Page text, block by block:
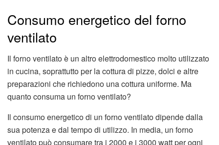
Consumo energetico del forno
ventilato
Il forno ventilato è un altro elettrodomestico molto utilizzato
in cucina, soprattutto per la cottura di pizze, dolci e altre
preparazioni che richiedono una cottura uniforme. Ma
quanto consuma un forno ventilato?
Il consumo energetico di un forno ventilato dipende dalla
sua potenza e dal tempo di utilizzo. In media, un forno
ventilato può consumare tra i 2000 e i 3000 watt per ogni